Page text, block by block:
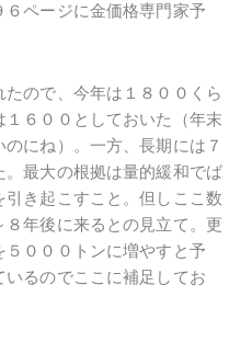
ページに金価格専門家予
ので、今年は１８００くら
６００としておいた（年末
にね）。一方、長期には７
。最大の根拠は量的緩和でば
き起こすこと。但しここ数
年後に来るとの見立て。更
０００トンに増やすと予
るのでここに補足してお